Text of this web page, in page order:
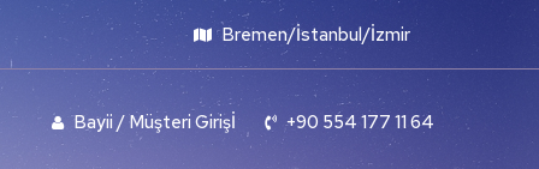
Bremen/İstanbul/İzmir
Bayii / Müşteri Girişİ +90 554 177 11 64